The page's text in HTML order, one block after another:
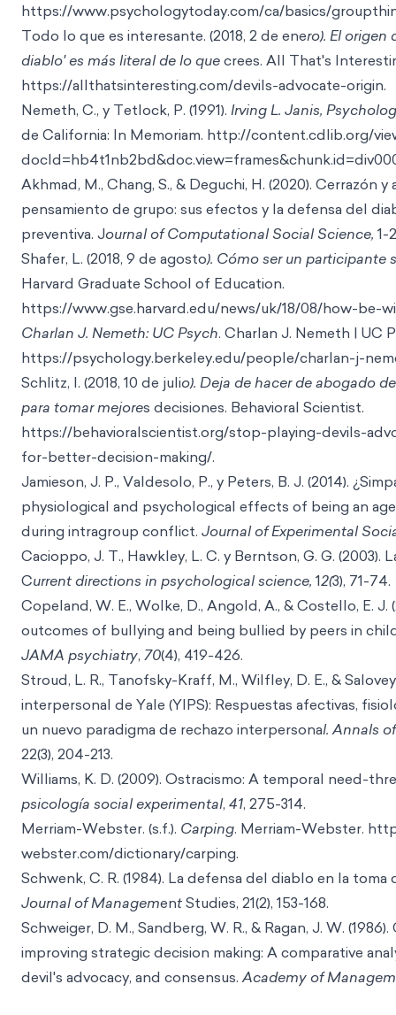
https://www.psychologytoday.com/ca/basics/
Todo lo que es interesante. (2018, 2 de enero). El
diablo' es más literal de lo quecrees. All That's Interes
https://allthatsinteresting.com/devils-advocate-origin.
Nemeth, C., y Tetlock, P. (1991). Irving L. Janis,
de California: In Memoriam. http://content.cdlib.org/
Akhmad, M., Chang, S., & Deguchi, H. (2020). Cerrazón
pensamiento de grupo: sus efectos y la defensa del
preventiva. Journal of Computational Social Science, 1-
Shafer, L. (2018, 9 de agosto). Cómo ser un participante
Harvard Graduate School of Education.
https://www.gse.harvard.edu/news/uk/18/08/how-be-
Charlan J. Nemeth: UC Psych. Charlan J. Nemeth | UC
https://psychology.berkeley.edu/people/charlan-j-
Schlitz, I. (2018, 10 de julio). Deja de hacer de abogado
para tomar mejores decisiones. Behavioral Scientist.
https://behavioralscientist.org/stop-playing-devils-
for-better-decision-making/.
Jamieson, J. P., Valdesolo, P., y Peters, B. J. (2014).
physiological and psychological effects of being an
during intragroup conflict. Journal of Experimental
Cacioppo, J. T., Hawkley, L. C. y Berntson, G. G. (2003).
Current directions in psychological science, 12(3), 71-74.
Copeland, W. E., Wolke, D., Angold, A., & Costello, E. J.
outcomes of bullying and being bullied by peers in
JAMA psychiatry, 70(4), 419-426.
Stroud, L. R., Tanofsky-Kraff, M., Wilfley, D. E., &
interpersonal de Yale (YIPS): Respuestas afectivas,
un nuevo paradigma de rechazo interpersonal. Annals
22(3), 204-213.
Williams, K. D. (2009). Ostracismo: A temporal need-
psicología social experimental, 41, 275-314.
Merriam-Webster. (s.f.). Carping. Merriam-Webster.
webster.com/dictionary/carping.
Schwenk, C. R. (1984). La defensa del diablo en la toma
Journal of ManagementStudies, 21(2), 153-168.
Schweiger, D. M., Sandberg, W. R., & Ragan, J. W.
improving strategic decision making: A comparative
devil's advocacy, and consensus.Academy of